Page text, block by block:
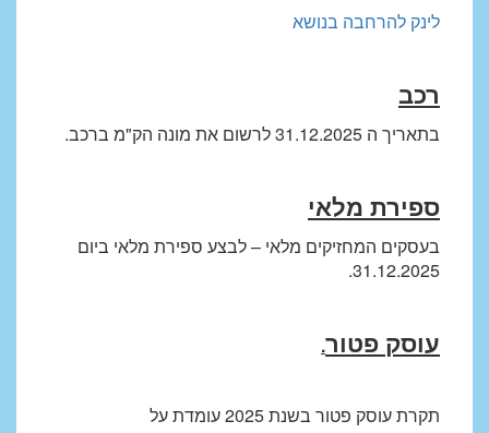
לינק להרחבה בנושא
רכב
בתאריך ה 31.12.2025 לרשום את מונה הק"מ ברכב.
ספירת מלאי
בעסקים המחזיקים מלאי – לבצע ספירת מלאי ביום
31.12.2025.
עוסק פטור.
תקרת עוסק פטור בשנת 2025 עומדת על